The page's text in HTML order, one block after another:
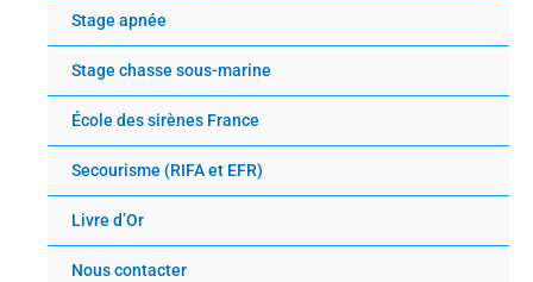
Stage apnée
Stage chasse sous-marine
École des sirènes France
Secourisme (RIFA et EFR)
Livre d’Or
Nous contacter